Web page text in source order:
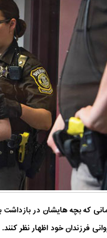
که بچه هایشان در بازداشت
فرزندان خود اظهار نظر